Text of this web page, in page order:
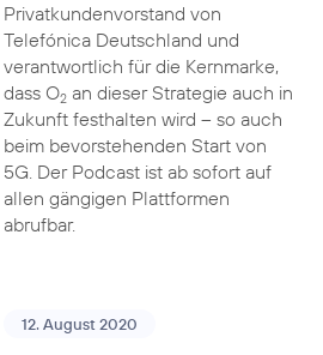
Privatkundenvorstand von
Telefónica Deutschland und
verantwortlich für die Kernmarke,
dass O2an dieser Strategie auch in
Zukunft festhalten wird – so auch
beim bevorstehenden Start von
5G. Der Podcast ist ab sofort auf
allen gängigen Plattformen
abrufbar.
12. August 2020